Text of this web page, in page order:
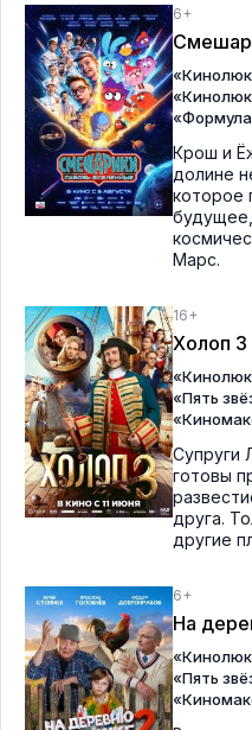
6+
Крош и
долине
которое
Марс.
16+
Холоп 3
«Пять
Супруги
готовы
друга.
другие
6+
На
«Пять